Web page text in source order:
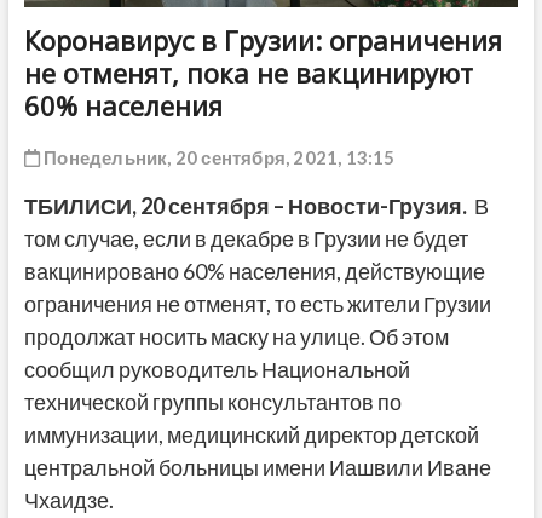
Коронавирус в Грузии: ограничения
не отменят, пока не вакцинируют
60% населения
Понедельник, 20 сентября, 2021, 13:15
ТБИЛИСИ,20 сентября – Новости-Грузия. В
том случае, если в декабре в Грузии не будет
вакцинировано 60% населения, действующие
ограничения не отменят, то есть жители Грузии
продолжат носить маску на улице. Об этом
сообщил руководитель Национальной
технической группы консультантов по
иммунизации, медицинский директор детской
центральной больницы имени Иашвили Иване
Чхаидзе.